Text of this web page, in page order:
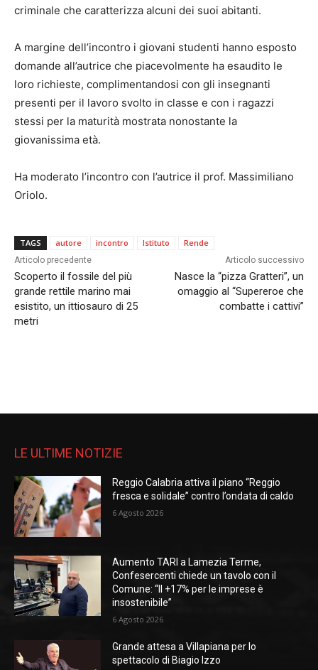
criminale che caratterizza alcuni dei suoi abitanti.
A margine dell’incontro i giovani studenti hanno esposto
domande all’autrice che piacevolmente ha esaudito le
loro richieste, complimentandosi con gli insegnanti
presenti per il lavoro svolto in classe e con i ragazzi
stessi per la maturità mostrata nonostante la
giovanissima età.
Ha moderato l’incontro con l’autrice il prof. Massimiliano
Oriolo.
TAGS autore incontro Istituto Rende
Articolo precedente
Scoperto il fossile del più
grande rettile marino mai
esistito, un ittiosauro di 25
metri
Articolo successivo
Nasce la “pizza Gratteri”, un
omaggio al “Supereroe che
combatte i cattivi”
LE ULTIME NOTIZIE
Reggio Calabria attiva il piano “Reggio
fresca e solidale” contro l’ondata di caldo
6 Agosto 2026
Aumento TARI a Lamezia Terme,
Confesercenti chiede un tavolo con il
Comune: “Il +17% per le imprese è
insostenibile”
6 Agosto 2026
Grande attesa a Villapiana per lo
spettacolo di Biagio Izzo